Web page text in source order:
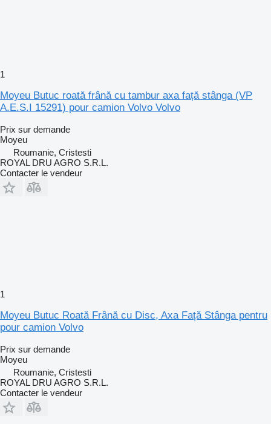
1
Moyeu Butuc roată frână cu tambur axa față stânga (VP
A.E.S.I 15291) pour camion Volvo Volvo
Prix sur demande
Moyeu
Roumanie, Cristesti
ROYAL DRU AGRO S.R.L.
Contacter le vendeur
1
Moyeu Butuc Roată Frână cu Disc, Axa Față Stânga pentru
pour camion Volvo
Prix sur demande
Moyeu
Roumanie, Cristesti
ROYAL DRU AGRO S.R.L.
Contacter le vendeur